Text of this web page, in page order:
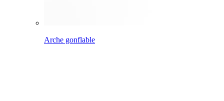
Arche gonflable